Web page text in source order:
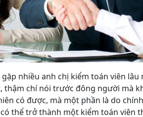
gặp nhiều anh chị kiểm toán viên
thậm chí nói trước đông người mà
có được, mà một phần là do
thể trở thành một kiểm toán viên